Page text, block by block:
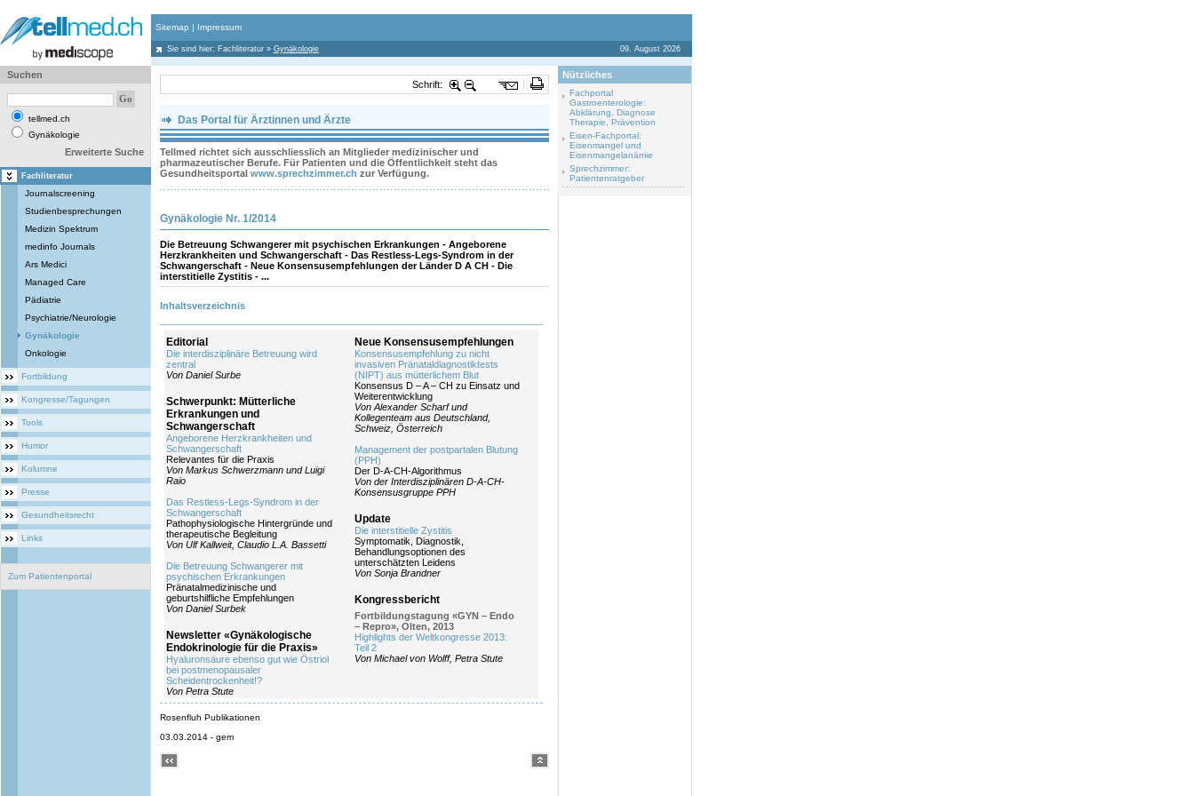
Sitemap | Impressum
Sie sind hier: Fachliteratur » Gynäkologie 09. August 2026
Suchen
tellmed.ch
Gynäkologie
Erweiterte Suche
Fachliteratur
Journalscreening
Studienbesprechungen
Medizin Spektrum
medinfo Journals
Ars Medici
Managed Care
Pädiatrie
Psychiatrie/Neurologie
Gynäkologie
Onkologie
Fortbildung
Kongresse/Tagungen
Tools
Humor
Kolumne
Presse
Gesundheitsrecht
Links
Zum Patientenportal
Schrift:
Das Portal für Ärztinnen und Ärzte
Tellmed richtet sich ausschliesslich an Mitglieder medizinischer und
pharmazeutischer Berufe. Für Patienten und die Öffentlichkeit steht das
Gesundheitsportal www.sprechzimmer.ch zur Verfügung.
Gynäkologie Nr. 1/2014
Die Betreuung Schwangerer mit psychischen Erkrankungen - Angeborene
Herzkrankheiten und Schwangerschaft - Das Restless-Legs-Syndrom in der
Schwangerschaft - Neue Konsensusempfehlungen der Länder D A CH - Die
interstitielle Zystitis - ...
Inhaltsverzeichnis
Editorial
Die interdisziplinäre Betreuung wird
zentral
Von Daniel Surbe
Schwerpunkt: Mütterliche
Erkrankungen und
Schwangerschaft
Angeborene Herzkrankheiten und
Schwangerschaft
Relevantes für die Praxis
Von Markus Schwerzmann und Luigi
Raio
Das Restless-Legs-Syndrom in der
Schwangerschaft
Pathophysiologische Hintergründe und
therapeutische Begleitung
Von Ulf Kallweit, Claudio L.A. Bassetti
Die Betreuung Schwangerer mit
psychischen Erkrankungen
Pränatalmedizinische und
geburtshilfliche Empfehlungen
Von Daniel Surbek
Newsletter «Gynäkologische
Endokrinologie für die Praxis»
Hyaluronsäure ebenso gut wie Östriol
bei postmenopausaler
Scheidentrockenheit!?
Von Petra Stute
Neue Konsensusempfehlungen
Konsensusempfehlung zu nicht
invasiven Pränataldiagnostiktests
(NIPT) aus mütterlichem Blut
Konsensus D – A – CH zu Einsatz und
Weiterentwicklung
Von Alexander Scharf und
Kollegenteam aus Deutschland,
Schweiz, Österreich
Management der postpartalen Blutung
(PPH)
Der D-A-CH-Algorithmus
Von der Interdisziplinären D-A-CH-
Konsensusgruppe PPH
Update
Die interstitielle Zystitis
Symptomatik, Diagnostik,
Behandlungsoptionen des
unterschätzten Leidens
Von Sonja Brandner
Kongressbericht
Fortbildungstagung «GYN – Endo
– Repro», Olten, 2013
Highlights der Weltkongresse 2013:
Teil 2
Von Michael von Wolff, Petra Stute
Rosenfluh Publikationen
03.03.2014 - gem
Nützliches
Fachportal
Gastroenterologie:
Abklärung, Diagnose
Therapie, Prävention
Eisen-Fachportal:
Eisenmangel und
Eisenmangelanämie
Sprechzimmer:
Patientenratgeber